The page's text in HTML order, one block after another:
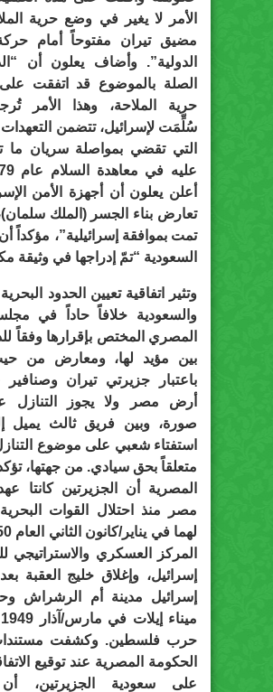
الأمر لا يغير في وضع حرية
مضيق تيران مفتوحاً أمام
الدولية”. وأضاف يعلون أن
الصلة بالموضوع قد اتفقت على
حرية الملاحة، وهذا الأمر
سُلِّمَت لإسرائيل، تتضمن التعهدات
التي تقضي بمواصلة سريان ما
أعلن يعلون أن أجهزة الأمن
تعارض بناء الجسر (الملك
تمت بموافقة إسرائيلية”، مؤكداً
السعودية “تمّ إدراجها في وثيقة
وتثير اتفاقية تعيين الحدود
والسعودية خلافاً حاداً في
المصري المختص بإقرارها وفقاً
بين مؤيد لها، ومعارض من حيث
باعتبار جزيرتي تيران
أرض مصر ولا يجوز التنازل
صورة، وبين فريق ثالث يميل
استفتاء شعبي على موضوع
متعلقاً بحق سيادي. من جهتها،
المصرية أن الجزيرتين كانتا
مصر منذ احتلال القوات
المركز العسكري
إسرائيل، وإغلاق خليج العقبة
إسرائيل مدينة أم الرشراش
حرب فلسطين. وكشفت
الحكومة المصرية عند توقيع
على سعودية الجزيرتين،